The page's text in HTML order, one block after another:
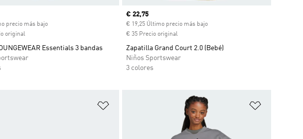
precio más bajo
original
Essentials 3 bandas
Precio actual
€ 22,75
€ 19,25 Último precio más bajo
€ 35 Precio original
Zapatilla Grand Court 2.0 (Bebé)
Niños Sportswear
3 colores
Añadir a la lista de deseos